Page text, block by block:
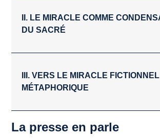
II. LE MIRACLE COMME
DU SACRÉ
III. VERS LE MIRACLE
MÉTAPHORIQUE
La presse en parle